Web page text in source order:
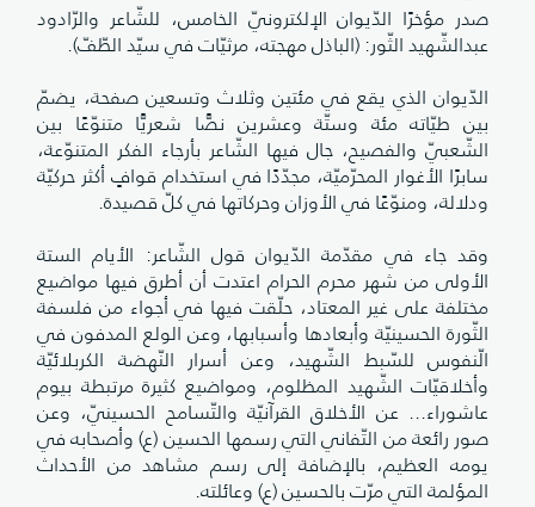
صدر مؤخرًا الدّيوان الإلكترونيّ الخامس، للشّاعر والرّادود
عبدالشّهيد الثّور: (الباذل مهجته، مرثيّات في سيّد الطّفّ).
الدّيوان الذي يقع في مئتين وثلاث وتسعين صفحة، يضمّ
بين طيّاته مئة وستّة وعشرين نصًّا شعريًّا متنوّعًا بين
الشّعبيّ والفصيح، جال فيها الشّاعر بأرجاء الفكر المتنوّعة،
سابرًا الأغوار المحرّميّة، مجدّدًا في استخدام قوافٍ أكثر حركيّة
ودلالة، ومنوّعًا في الأوزان وحركاتها في كلّ قصيدة.
وقد جاء في مقدّمة الدّيوان قول الشّاعر: الأيام الستة
الأولى من شهر محرم الحرام اعتدت أن أطرق فيها مواضيع
مختلفة على غير المعتاد، حلّقت فيها في أجواء من فلسفة
الثّورة الحسينيّة وأبعادها وأسبابها، وعن الولع المدفون في
الّنفوس للسّبط الشّهيد، وعن أسرار النّهضة الكربلائيّة
وأخلاقيّات الشّهيد المظلوم، ومواضيع كثيرة مرتبطة بيوم
عاشوراء... عن الأخلاق القرآنيّة والتّسامح الحسينيّ، وعن
صور رائعة من التّفاني التي رسمها الحسين (ع) وأصحابه في
يومه العظيم، بالإضافة إلى رسم مشاهد من الأحداث
المؤلمة التي مرّت بالحسين (ع) وعائلته.